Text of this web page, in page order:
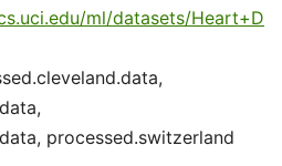
ml/datasets/Heart+D
processed.switzerland